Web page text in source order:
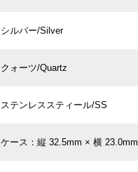
シルバー/Silver
クォーツ/Quartz
ステンレススティール/SS
ケース：縦 32.5mm × 横 23.0mm